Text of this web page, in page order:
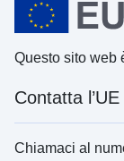
Questo sito web
Contatta l’UE
Chiamaci al